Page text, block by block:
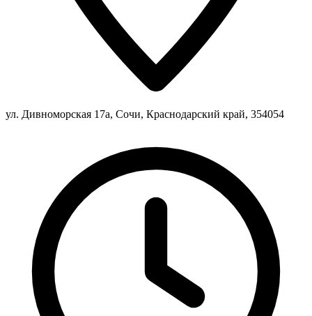
ул. Дивноморская 17а, Сочи, Краснодарский край, 354054